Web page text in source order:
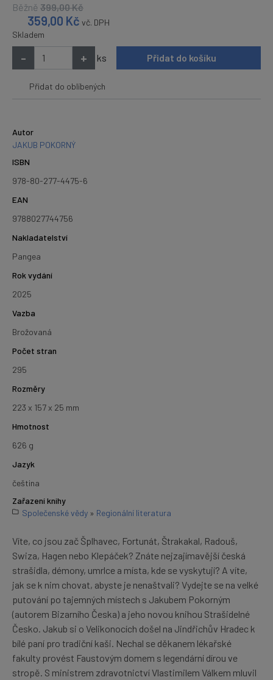
Běžně 399,00Kč
359,00 Kč vč. DPH
Skladem
- + ks Přidat do košíku
Přidat do oblíbených
Autor
JAKUB POKORNÝ
ISBN
978-80-277-4475-6
EAN
9788027744756
Nakladatelství
Pangea
Rok vydání
2025
Vazba
Brožovaná
Počet stran
295
Rozměry
223 x 157 x 25 mm
Hmotnost
626 g
Jazyk
čeština
Zařazení knihy
Společenské vědy » Regionální literatura
Víte, co jsou zač Šplhavec, Fortunát, Štrakakal, Radouš,
Swiza, Hagen nebo Klepáček? Znáte nejzajímavější česká
strašidla, démony, umrlce a místa, kde se vyskytují? A víte,
jak se k nim chovat, abyste je nenaštvali? Vydejte se na velké
putování po tajemných místech s Jakubem Pokorným
(autorem Bizarního Česka) a jeho novou knihou Strašidelné
Česko. Jakub si o Velikonocích došel na Jindřichův Hradec k
bílé paní pro tradiční kaši. Nechal se děkanem lékařské
fakulty provést Faustovým domem s legendární dírou ve
stropě. S ministrem zdravotnictví Vlastimilem Válkem mluvil